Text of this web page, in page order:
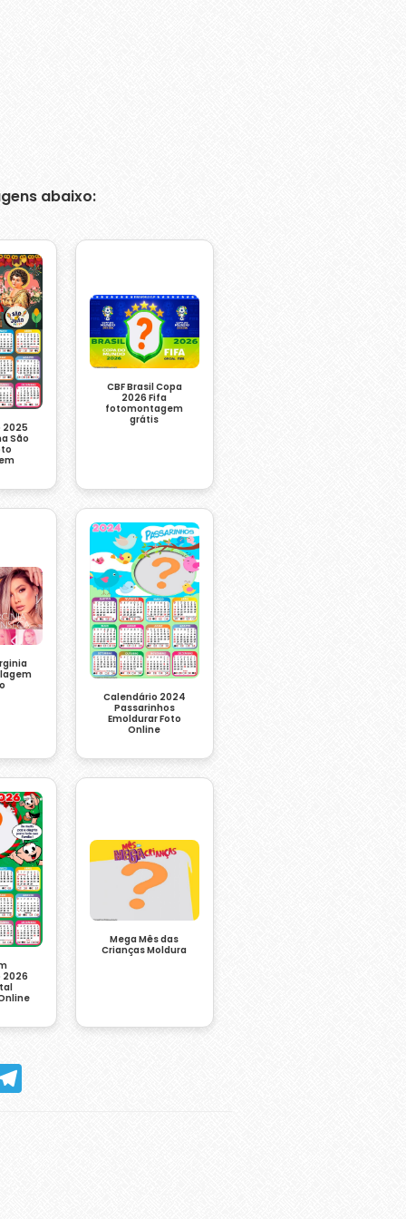
abaixo:
2025
São
CBF Brasil Copa
2026 Fifa
fotomontagem
grátis
Calendário 2024
Passarinhos
Emoldurar Foto
Online
2026
Mega Mês das
Crianças Moldura
Telegram